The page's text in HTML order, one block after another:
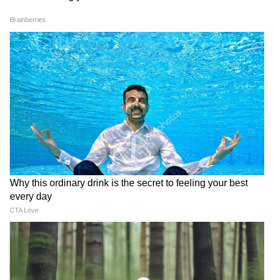
Image Credit :
যেমন- সৃষ্টিকালী, স্থিতিকালী, সংহারকালী,
রক্তকালী, যমকালী, মৃত্যুকালী, রুদ্রকালী,
পরমার্ককালী, মার্তণ্ডকালী, কালাগ্নিরুদ্রকালী,
মহাকালী, মহাভৈরবঘোর ও চণ্ডকালী।
6
Image Credit :Our Own
তবে জয়দ্রথ যামল গ্রন্থে কালীর যে রূপগুলির নাম
পাওয়া যায়, সেগুলি হল: ডম্বরকালী, রক্ষাকালী,